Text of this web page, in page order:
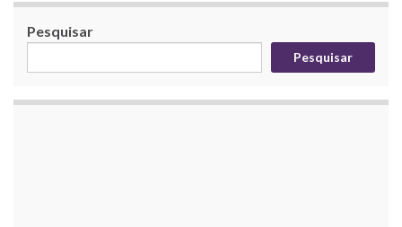
Pesquisar
Pesquisar